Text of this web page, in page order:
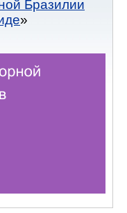
Бразилии